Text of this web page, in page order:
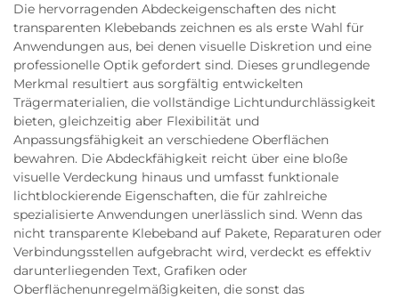
Die hervorragenden Abdeckeigenschaften des nicht
transparenten Klebebands zeichnen es als erste Wahl für
Anwendungen aus, bei denen visuelle Diskretion und eine
professionelle Optik gefordert sind. Dieses grundlegende
Merkmal resultiert aus sorgfältig entwickelten
Trägermaterialien, die vollständige Lichtundurchlässigkeit
bieten, gleichzeitig aber Flexibilität und
Anpassungsfähigkeit an verschiedene Oberflächen
bewahren. Die Abdeckfähigkeit reicht über eine bloße
visuelle Verdeckung hinaus und umfasst funktionale
lichtblockierende Eigenschaften, die für zahlreiche
spezialisierte Anwendungen unerlässlich sind. Wenn das
nicht transparente Klebeband auf Pakete, Reparaturen oder
Verbindungsstellen aufgebracht wird, verdeckt es effektiv
darunterliegenden Text, Grafiken oder
Oberflächenunregelmäßigkeiten, die sonst das